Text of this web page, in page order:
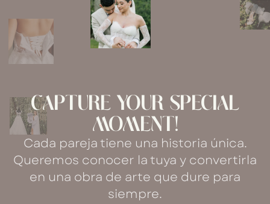
CAPTURE YOUR SPECIAL
MOMENT!
Cada pareja tiene una historia única.
Queremos conocer la tuya y convertirla
en una obra de arte que dure para
siempre.